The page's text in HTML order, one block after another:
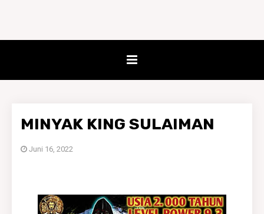
MINYAK KING SULAIMAN
Juni 16, 2022